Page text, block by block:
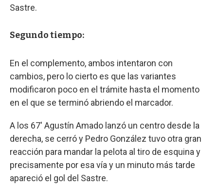
Sastre.
Segundo tiempo:
En el complemento, ambos intentaron con
cambios, pero lo cierto es que las variantes
modificaron poco en el trámite hasta el momento
en el que se terminó abriendo el marcador.
A los 67' Agustín Amado lanzó un centro desde la
derecha, se cerró y Pedro González tuvo otra gran
reacción para mandar la pelota al tiro de esquina y
precisamente por esa vía y un minuto más tarde
apareció el gol del Sastre.